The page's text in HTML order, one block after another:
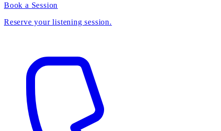
Book a Session
Reserve your listening session.